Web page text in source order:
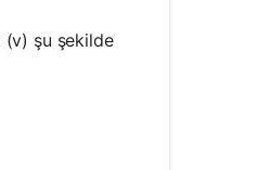
(v) şu şekilde